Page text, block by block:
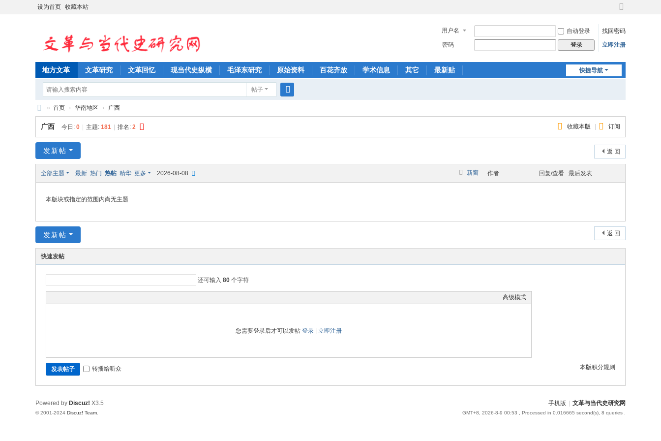
设为首页 收藏本站
切
到
宽
用户名 自动登录
找回密码
密码
登录 立即注册
快捷导航
地方文革 文革研究 文革回忆 现当代史纵横 毛泽东研究 原始资料 百花齐放 学术信息 其它 最新贴
帖子
索
文
革
当
究
» 首页 › 华南地区 › 广西
收藏本版 订阅
广西 今日: 0 主题: 181 排名: 2
返 回
发新帖
新窗
全部主题 最新 热门 热帖 精华 更多 2026-08-08 作者 回复/查看 最后发表
本版块或指定的范围内尚无主题
返 回
发新帖
快速发帖
还可输入 80 个字符
高级模式
您需要登录后才可以发帖 登录 立即注册
本版积分规则
发表帖子 转播给听众
手机版 文革与当代史研究网
GMT+8, 2026-8-9 00:53 , Processed in 0.016665 second(s), 8 queries .
Powered by Discuz! X3.5
© 2001-2024 Discuz! Team